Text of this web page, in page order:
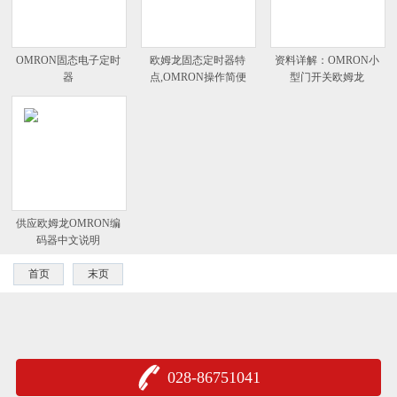
OMRON固态电子定时
器
欧姆龙固态定时器特
点,OMRON操作简便
资料详解：OMRON小
型门开关欧姆龙
供应欧姆龙OMRON编
码器中文说明
首页 末页
028-86751041